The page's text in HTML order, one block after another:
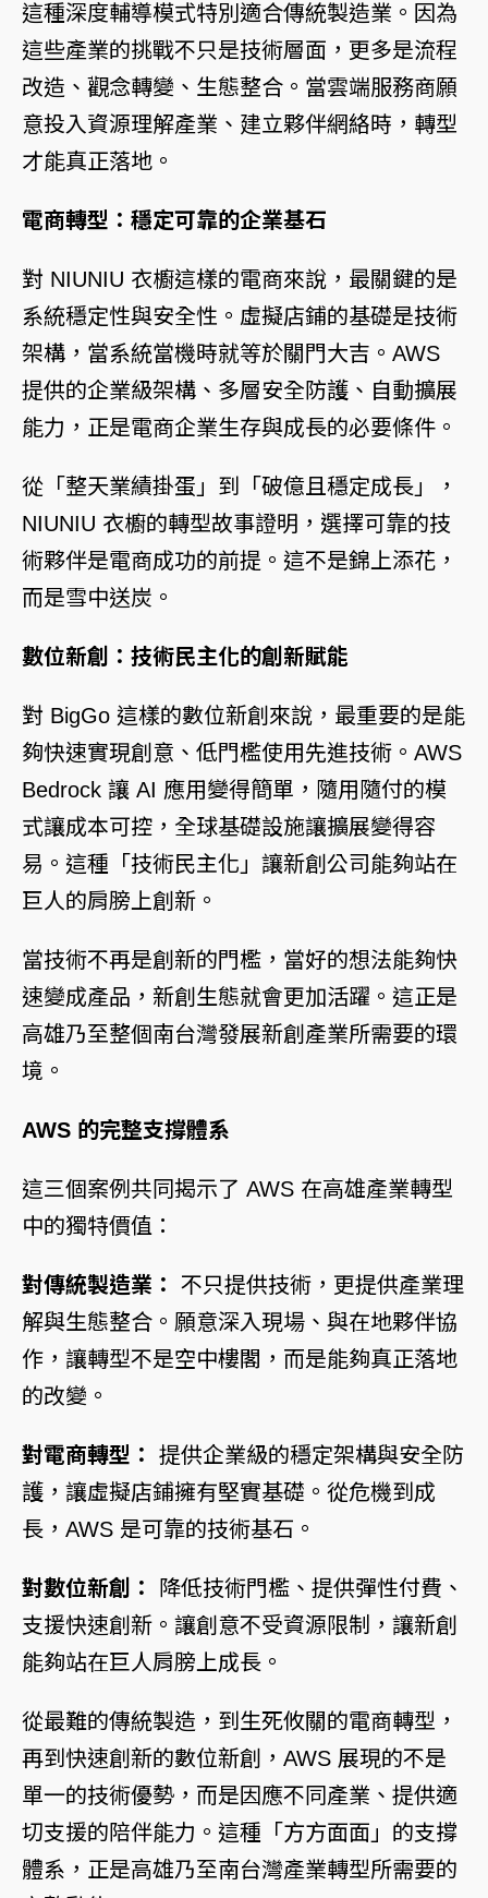
這種深度輔導模式特別適合傳統製造業。因為
這些產業的挑戰不只是技術層面，更多是流程
改造、觀念轉變、生態整合。當雲端服務商願
意投入資源理解產業、建立夥伴網絡時，轉型
才能真正落地。
電商轉型：穩定可靠的企業基石
對 NIUNIU 衣櫥這樣的電商來說，最關鍵的是
系統穩定性與安全性。虛擬店鋪的基礎是技術
架構，當系統當機時就等於關門大吉。AWS
提供的企業級架構、多層安全防護、自動擴展
能力，正是電商企業生存與成長的必要條件。
從「整天業績掛蛋」到「破億且穩定成長」，
NIUNIU 衣櫥的轉型故事證明，選擇可靠的技
術夥伴是電商成功的前提。這不是錦上添花，
而是雪中送炭。
數位新創：技術民主化的創新賦能
對 BigGo 這樣的數位新創來說，最重要的是能
夠快速實現創意、低門檻使用先進技術。 AWS
Bedrock 讓 AI 應用變得簡單，隨用隨付的模
式讓成本可控，全球基礎設施讓擴展變得容
易。這種「技術民主化」讓新創公司能夠站在
巨人的肩膀上創新。
當技術不再是創新的門檻，當好的想法能夠快
速變成產品，新創生態就會更加活躍。這正是
高雄乃至整個南台灣發展新創產業所需要的環
境。
AWS 的完整支撐體系
這三個案例共同揭示了 AWS 在高雄產業轉型
中的獨特價值：
對傳統製造業：
不只提供技術，更提供產業理
解與生態整合。願意深入現場、與在地夥伴協
作，讓轉型不是空中樓閣，而是能夠真正落地
的改變。
對電商轉型：
提供企業級的穩定架構與安全防
護，讓虛擬店鋪擁有堅實基礎。從危機到成
長，AWS 是可靠的技術基石。
對數位新創：
降低技術門檻、提供彈性付費、
支援快速創新。讓創意不受資源限制，讓新創
能夠站在巨人肩膀上成長。
從最難的傳統製造，到生死攸關的電商轉型，
再到快速創新的數位新創，AWS 展現的不是
單一的技術優勢，而是因應不同產業、提供適
切支援的陪伴能力。這種「方方面面」的支撐
體系，正是高雄乃至南台灣產業轉型所需要的